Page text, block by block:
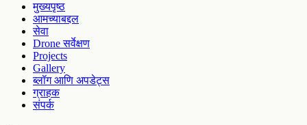
मुख्यपृष्ठ
आमच्याबद्दल
सेवा
Drone सर्वेक्षण
Projects
Gallery
ब्लॉग आणि अपडेट्स
ग्राहक
संपर्क